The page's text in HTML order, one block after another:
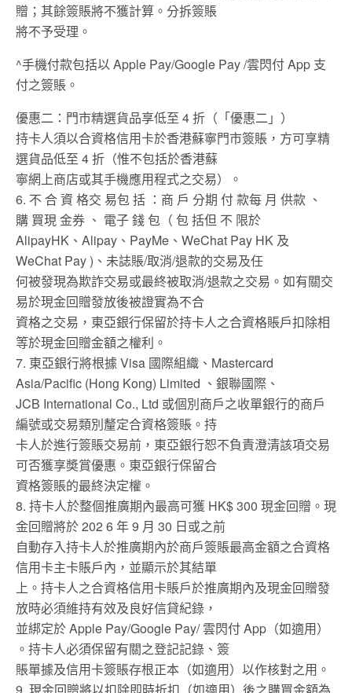
贈；其餘簽賬將不獲計算。分拆簽賬
將不予受理。
^手機付款包括以 Apple Pay/Google Pay /雲閃付 App 支
付之簽賬。
優惠二：門市精選貨品享低至 4 折（「優惠二」）
持卡人須以合資格信用卡於香港蘇寧門市簽賬，方可享精
選貨品低至 4 折（惟不包括於香港蘇
寧網上商店或其手機應用程式之交易）。
6. 不 合 資 格交 易包 括 ：商 戶 分期 付 款每 月 供款 、
購 買現 金券 、 電子 錢 包（ 包 括但 不 限於
AlipayHK、Alipay、PayMe、WeChat Pay HK 及
WeChat Pay )、未誌賬/取消/退款的交易及任
何被發現為欺詐交易或最終被取消/退款之交易。如有關交
易於現金回贈發放後被證實為不合
資格之交易，東亞銀行保留於持卡人之合資格賬戶扣除相
等於現金回贈金額之權利。
7. 東亞銀行將根據 Visa 國際組織、Mastercard
Asia/Pacific (Hong Kong) Limited 、銀聯國際、
JCB International Co., Ltd 或個別商戶之收單銀行的商戶
編號或交易類別釐定合資格簽賬。持
卡人於進行簽賬交易前，東亞銀行恕不負責澄清該項交易
可否獲享奬賞優惠。東亞銀行保留合
資格簽賬的最終決定權。
8. 持卡人於整個推廣期內最高可獲 HK$ 300 現金回贈。現
金回贈將於 202 6 年 9 月 30 日或之前
自動存入持卡人於推廣期內於商戶簽賬最高金額之合資格
信用卡主卡賬戶內，並顯示於其結單
上。持卡人之合資格信用卡賬戶於推廣期內及現金回贈發
放時必須維持有效及良好信貸紀錄，
並綁定於 Apple Pay/Google Pay/ 雲閃付 App（如適用）
。持卡人必須保留有關之登記記錄、簽
賬單據及信用卡簽賬存根正本（如適用）以作核對之用。
9. 現金回贈將以扣除即時折扣（如適用）後之購買金額為